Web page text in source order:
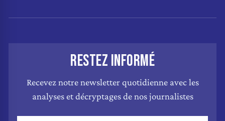
RESTEZ INFORMÉ
Recevez notre newsletter quotidienne avec les
analyses et décryptages de nos journalistes